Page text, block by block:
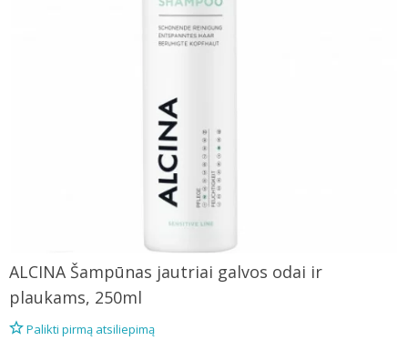
ALCINA Šampūnas jautriai galvos odai ir
plaukams, 250ml
Palikti pirmą atsiliepimą